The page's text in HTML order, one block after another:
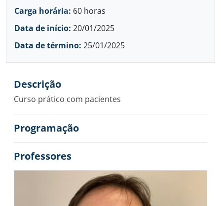
Carga horária: 60 horas
Data de início: 20/01/2025
Data de término: 25/01/2025
Descrição
Curso prático com pacientes
Programação
Professores